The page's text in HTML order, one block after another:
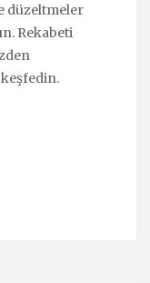
düzeltmeler
Rekabeti